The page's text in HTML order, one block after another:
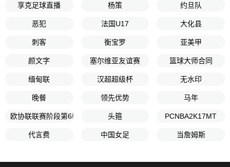
享克足球直播 杨策 约旦队
恶犯 法国U17 大化县
刺客 衡宝罗 亚美甲
颜文字 塞尔维亚友谊赛 篮球大师合同
缅甸联 汉超超级杯 无水印
晚餐 领先优势 马年
欧协联联赛阶段第6轮 头箍 PCNBA2K17MT
代言费 中国女足 当詹姆斯